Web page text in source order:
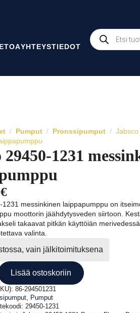
YHTEYSTIEDOT
Products
search
Pumput Pronssipumput
Jabsco
29450-1231
€
1231 messinkinen laippapumppu on
moottorin jäähdytysveden siirtoon.
takaavat pitkän käyttöiän
valinta.
vain jälkitoimituksena
Lisää ostoskoriin
86-294501231
, Pumput
29450-1231